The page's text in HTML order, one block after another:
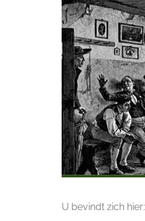
U bevindt zich hier: